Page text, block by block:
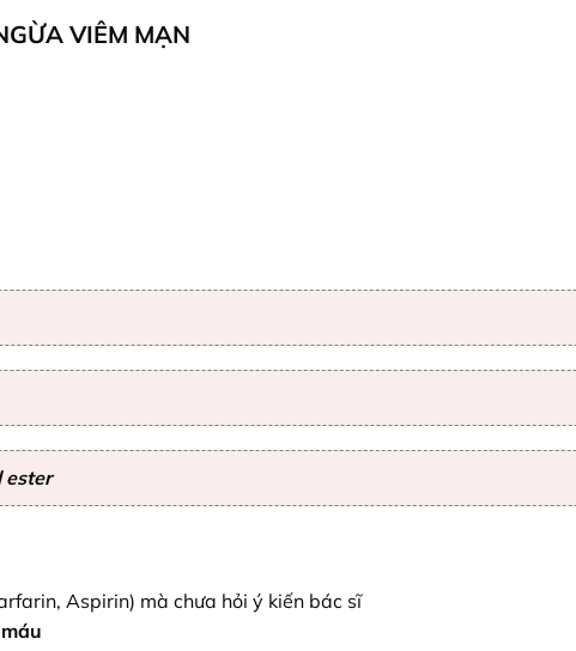
VIÊM MẠN
ester
Aspirin) mà chưa hỏi ý kiến bác sĩ